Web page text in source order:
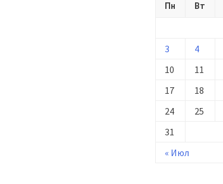
Пн Вт
« Июл
3
4
10
11
17
18
24
25
31